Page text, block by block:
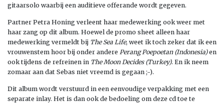
gitaarsolo waarbij een auditieve offerande wordt gegeven.
Partner Petra Honing verleent haar medewerking ook weer met
haar zang op dit album. Hoewel de promo sheet alleen haar
medewerking vermeldt bij The Sea Life, weet ik toch zeker dat ik een
vrouwenstem hoor bij onder andere Perang Poepoetan (Indonesia)en
ook tijdens de refreinen in The Moon Decides (Turkey). En ik neem
zomaar aan dat Sebas niet vreemd is gegaan ;-).
Dit album wordt verstuurd in een eenvoudige verpakking met een
separate inlay. Het is dan ook de bedoeling om deze cd toe te